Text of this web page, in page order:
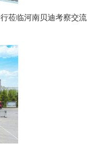
莅临河南贝迪考察交流